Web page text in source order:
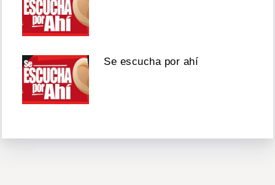
Se escucha por ahí